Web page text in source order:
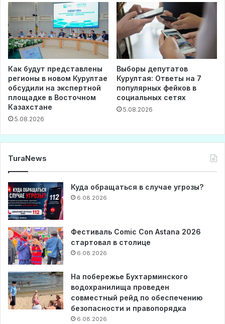
Как будут представлены
регионы в новом Курултае
обсудили на экспертной
площадке в Восточном
Казахстане
5.08.2026
Выборы депутатов
Курултая: Ответы на 7
популярных фейков в
социальных сетях
5.08.2026
TuraNews
Куда обращаться в случае угрозы?
6.08.2026
Фестиваль Comic Con Astana 2026
стартовал в столице
6.08.2026
На побережье Бухтарминского
водохранилища проведен
совместный рейд по обеспечению
безопасности и правопорядка
6.08.2026